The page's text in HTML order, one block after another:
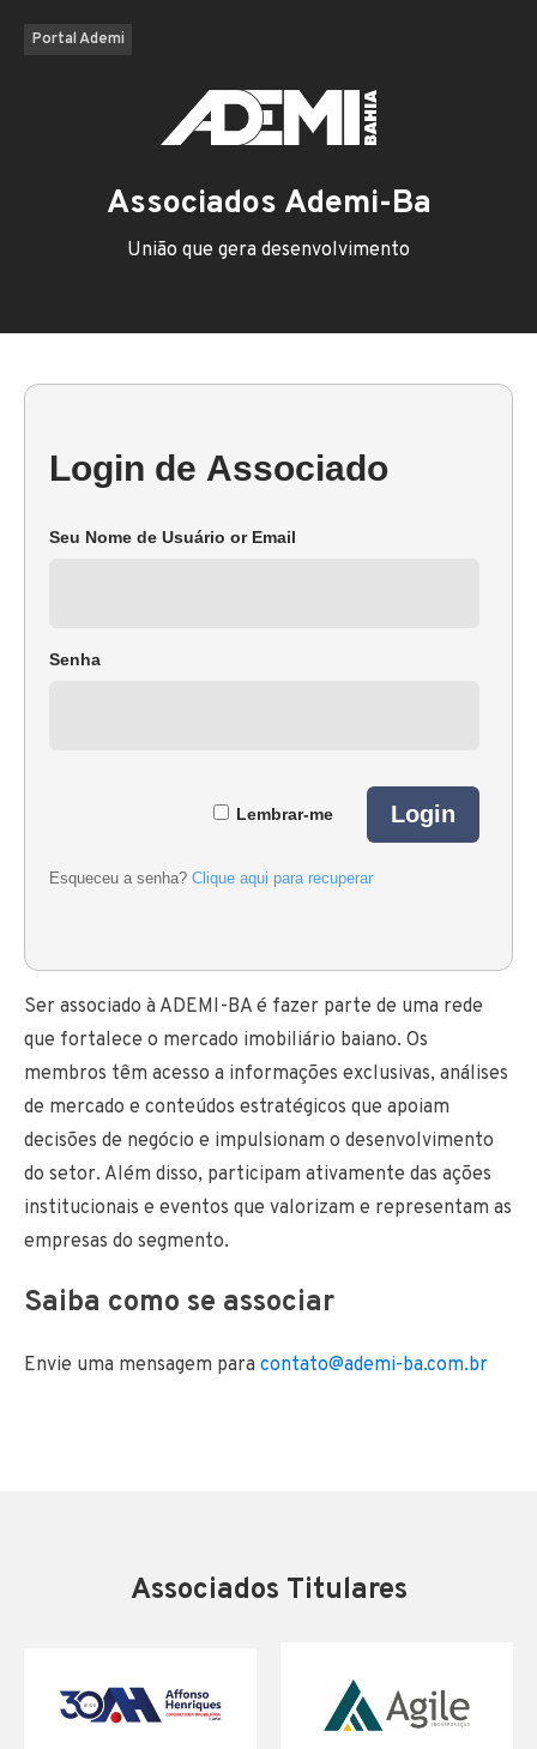
Portal Ademi
Associados Ademi-Ba
União que gera desenvolvimento
Ser associado à ADEMI-BA é fazer parte de uma rede
que fortalece o mercado imobiliário baiano. Os
membros têm acesso a informações exclusivas, análises
de mercado e conteúdos estratégicos que apoiam
decisões de negócio e impulsionam o desenvolvimento
do setor. Além disso, participam ativamente das ações
institucionais e eventos que valorizam e representam as
empresas do segmento.
Saiba como se associar
Envie uma mensagem para contato@ademi-ba.com.br
Login de Associado
Seu Nome de Usuário or Email
Senha
Lembrar-me
Esqueceu a senha? Clique aqui para recuperar
Associados Titulares